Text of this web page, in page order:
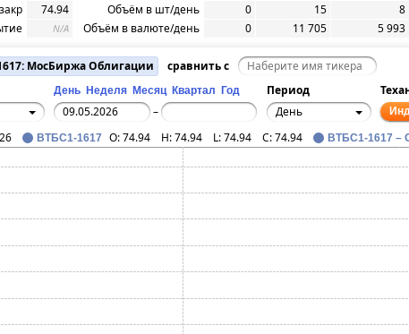
74.94
N/A
Объём в шт/день
0 15 8
Объём в валюте/день
0 11 705 5 993
МосБиржа Облигации
сравнить с
День Неделя Месяц Квартал Год Период
– День
ВТБС1-1617 O:74.94 H:74.94 L:74.94 C:74.94 ВТБС1-1617 –